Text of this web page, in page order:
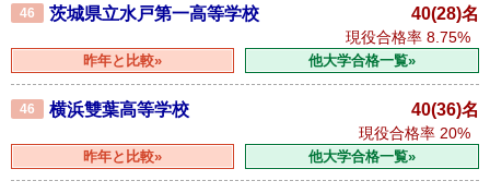
46 茨城県立水戸第一高等学校 40(28)名
現役合格率 8.75%
昨年と比較» 他大学合格一覧»
46 横浜雙葉高等学校 40(36)名
現役合格率 20%
昨年と比較» 他大学合格一覧»